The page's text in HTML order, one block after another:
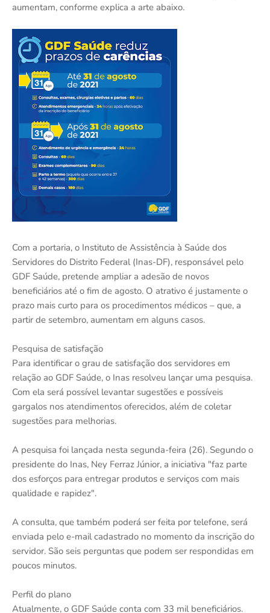
aumentam, conforme explica a arte abaixo.
Com a portaria, o Instituto de Assistência à Saúde dos
Servidores do Distrito Federal (Inas-DF), responsável pelo
GDF Saúde, pretende ampliar a adesão de novos
beneficiários até o fim de agosto. O atrativo é justamente o
prazo mais curto para os procedimentos médicos – que, a
partir de setembro, aumentam em alguns casos.
Pesquisa de satisfação
Para identificar o grau de satisfação dos servidores em
relação ao GDF Saúde, o Inas resolveu lançar uma pesquisa.
Com ela será possível levantar sugestões e possíveis
gargalos nos atendimentos oferecidos, além de coletar
sugestões para melhorias.
A pesquisa foi lançada nesta segunda-feira (26). Segundo o
presidente do Inas, Ney Ferraz Júnior, a iniciativa "faz parte
dos esforços para entregar produtos e serviços com mais
qualidade e rapidez".
A consulta, que também poderá ser feita por telefone, será
enviada pelo e-mail cadastrado no momento da inscrição do
servidor. São seis perguntas que podem ser respondidas em
poucos minutos.
Perfil do plano
Atualmente, o GDF Saúde conta com 33 mil beneficiários.